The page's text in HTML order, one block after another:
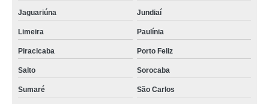
Jaguariúna Jundiaí
Limeira Paulínia
Piracicaba Porto Feliz
Salto Sorocaba
Sumaré São Carlos